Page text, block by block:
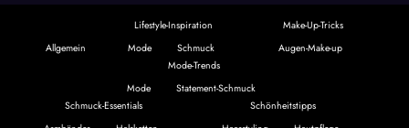
Allgemein
Lifestyle-Inspiration
Mode
Schmuck
Make-Up-Tricks
Augen-Make-up
Mode-Trends
Mode
Statement-Schmuck
Schmuck-Essentials
Schönheitstipps